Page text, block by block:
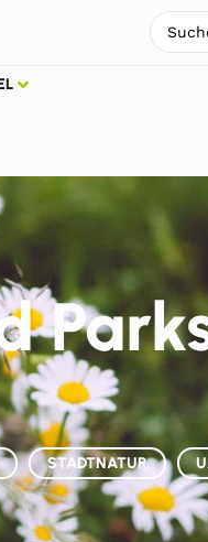
STADTNATUR